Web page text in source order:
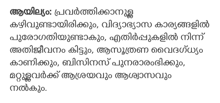
ആയില്യം: പ്രവര്‍ത്തിക്കാനുള്ള
കഴിവുണ്ടായിരിക്കും, വിദ്യാഭ്യാസ കാര്യങ്ങളിൽ
പുരോഗതിയുണ്ടാകും, എതിർപ്പുകളിൽ നിന്ന്
അതിജീവനം കിട്ടും, ആസൂത്രണ വൈദഗ്ധ്യം
കാണിക്കും, ബിസിനസ് പുനരാരംഭിക്കും,
മറ്റുള്ളവർക്ക് ആശ്രയവും ആശ്വാസവും
നൽകും.